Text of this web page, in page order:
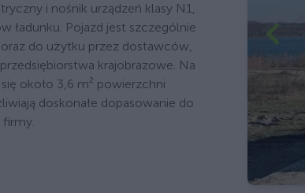
i nośnik urządzeń klasy N1,
ładunku. Pojazd jest szczególnie
do użytku przez dostawców,
krajobrazowe. Na
około 3,6 m² powierzchni
doskonałe dopasowanie do
firmy.